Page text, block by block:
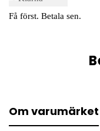
Få först. Betala sen.
Om varumärket